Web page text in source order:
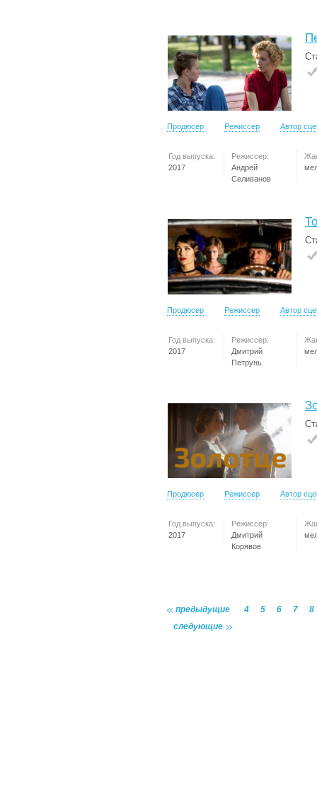
Продюсер Режиссер Автор
Год выпуска:
2017
Режиссер:
Андрей
Селиванов
Продюсер Режиссер Автор
Год выпуска:
2017
Режиссер:
Дмитрий
Петрунь
Продюсер Режиссер Автор
Год выпуска:
2017
Режиссер:
Дмитрий
Корявов
предыдущие 4 5 6 7
8
следующие